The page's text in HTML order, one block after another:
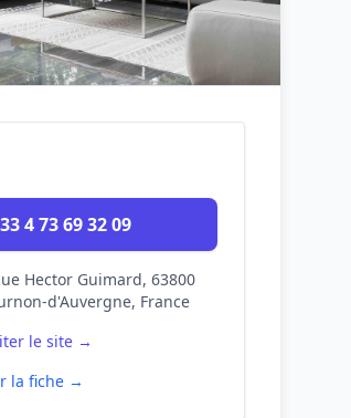
4 73 69 32 09
Hector Guimard, 63800
d'Auvergne, France
le site →
la fiche →